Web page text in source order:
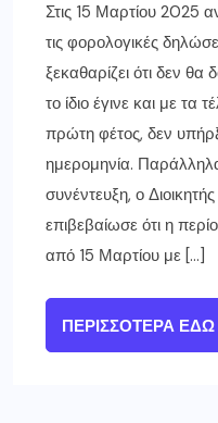
Στις 15 Μαρτίου 2025
τις φορολογικές
ξεκαθαρίζει ότι δεν
το ίδιο έγινε και με τα
πρώτη φέτος, δεν
ημερομηνία.
συνέντευξη, ο
επιβεβαίωσε ότι η
από 15 Μαρτίου με […]
ΠΕΡΙΣΣΌΤΕΡΑ ΕΔΏ